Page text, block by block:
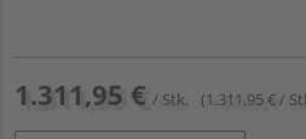
1.311,95 € / Stk. (1.311,95 € /